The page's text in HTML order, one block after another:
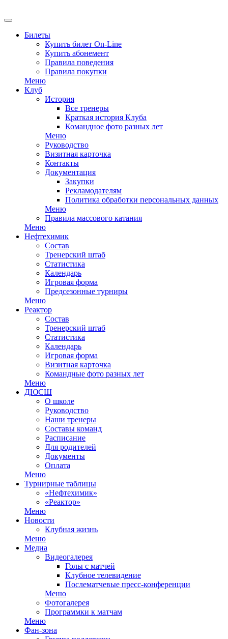
Билеты
Купить билет On-Line
Купить абонемент
Правила поведения
Правила покупки
Меню
Клуб
История
Все тренеры
Краткая история Клуба
Командное фото разных лет
Меню
Руководство
Визитная карточка
Контакты
Документация
Закупки
Рекламодателям
Политика обработки персональных данных
Меню
Правила массового катания
Меню
Нефтехимик
Состав
Тренерский штаб
Статистика
Календарь
Игровая форма
Предсезонные турниры
Меню
Реактор
Состав
Тренерский штаб
Статистика
Календарь
Игровая форма
Визитная карточка
Командные фото разных лет
Меню
ДЮСШ
О школе
Руководство
Наши тренеры
Составы команд
Расписание
Для родителей
Документы
Оплата
Меню
Турнирные таблицы
«Нефтехимик»
«Реактор»
Меню
Новости
Клубная жизнь
Меню
Медиа
Видеогалерея
Голы с матчей
Клубное телевидение
Послематчевые пресс-конференции
Меню
Фотогалерея
Программки к матчам
Меню
Фан-зона